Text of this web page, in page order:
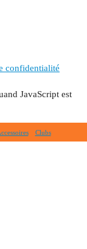
confidentialité
JavaScript est
Clubs